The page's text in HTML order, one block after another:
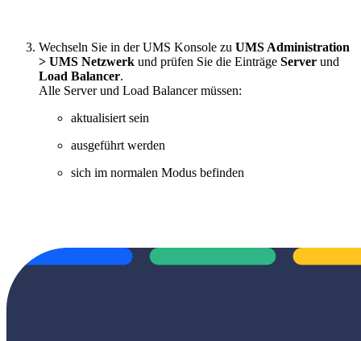
Wechseln Sie in der UMS Konsole zu UMS Administration
> UMS Netzwerk und prüfen Sie die Einträge Server und
Load Balancer.
Alle Server und Load Balancer müssen:
aktualisiert sein
ausgeführt werden
sich im normalen Modus befinden